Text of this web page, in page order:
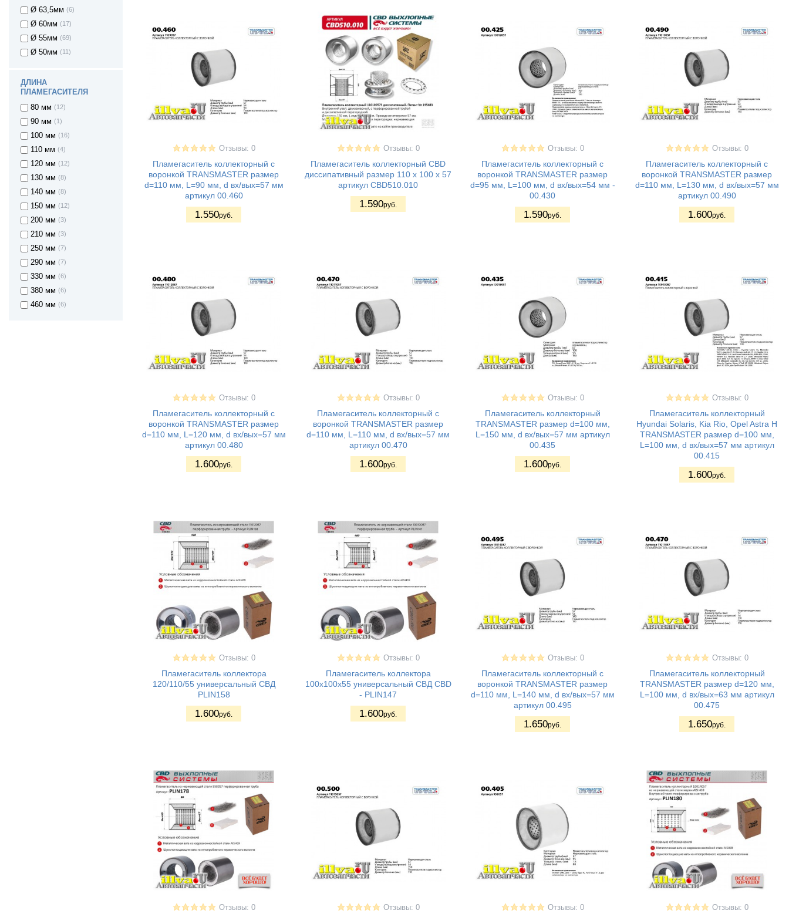
Kia Rio
LAND ROVER
FREELANDER
Mazda 3 (1)
Mazda 3 MPS
Mitsubishi
PAJERO SPORT
Mitsubishi
Outlander
Nissan Almera
Nissan Primera
Nissan X-Trail
Peugeot 308
Peugeot Partner
Toyota Rav4
Opel Astra H
Volkswagen Passat
Ø 63,5мм (6)
Ø 60мм (17)
Ø 55мм (69)
Ø 50мм (11)
ДЛИНА
ПЛАМЕГАСИТЕЛЯ
80 мм (12)
90 мм (1)
100 мм (16)
110 мм (4)
120 мм (12)
130 мм (8)
140 мм (8)
150 мм (12)
200 мм (3)
210 мм (3)
250 мм (7)
290 мм (7)
330 мм (6)
380 мм (6)
460 мм (6)
Отзывы: 0
Пламегаситель коллекторный с
воронкой TRANSMASTER размер
d=110 мм, L=90 мм, d вх/вых=57 мм
артикул 00.460
1.550руб.
Отзывы: 0
Пламегаситель коллекторный CBD
диссипативный размер 110 х 100 х 57
артикул CBD510.010
1.590руб.
Отзывы: 0
Пламегаситель коллекторный с
воронкой TRANSMASTER размер
d=95 мм, L=100 мм, d вх/вых=54 мм -
00.430
1.590руб.
Отзывы: 0
Пламегаситель коллекторный с
воронкой TRANSMASTER размер
d=110 мм, L=130 мм, d вх/вых=57 мм
артикул 00.490
1.600руб.
Отзывы: 0
Пламегаситель коллекторный с
воронкой TRANSMASTER размер
d=110 мм, L=120 мм, d вх/вых=57 мм
артикул 00.480
1.600руб.
Отзывы: 0
Пламегаситель коллекторный с
воронкой TRANSMASTER размер
d=110 мм, L=110 мм, d вх/вых=57 мм
артикул 00.470
1.600руб.
Отзывы: 0
Пламегаситель коллекторный
TRANSMASTER размер d=100 мм,
L=150 мм, d вх/вых=57 мм артикул
00.435
1.600руб.
Отзывы: 0
Пламегаситель коллекторный
Hyundai Solaris, Kia Rio, Opel Astra H
TRANSMASTER размер d=100 мм,
L=100 мм, d вх/вых=57 мм артикул
00.415
1.600руб.
Отзывы: 0
Пламегаситель коллектора
120/110/55 универсальный СВД
PLIN158
1.600руб.
Отзывы: 0
Пламегаситель коллектора
100x100x55 универсальный СВД CBD
- PLIN147
1.600руб.
Отзывы: 0
Пламегаситель коллекторный с
воронкой TRANSMASTER размер
d=110 мм, L=140 мм, d вх/вых=57 мм
артикул 00.495
1.650руб.
Отзывы: 0
Пламегаситель коллекторный
TRANSMASTER размер d=120 мм,
L=100 мм, d вх/вых=63 мм артикул
00.475
1.650руб.
Отзывы: 0 Отзывы: 0 Отзывы: 0 Отзывы: 0